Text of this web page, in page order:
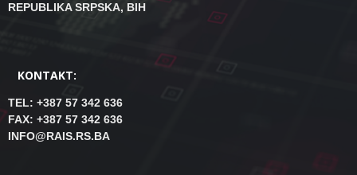
REPUBLIKA SRPSKA, BIH
KONTAKT:
TEL: +387 57 342 636
FAX: +387 57 342 636
INFO@RAIS.RS.BA